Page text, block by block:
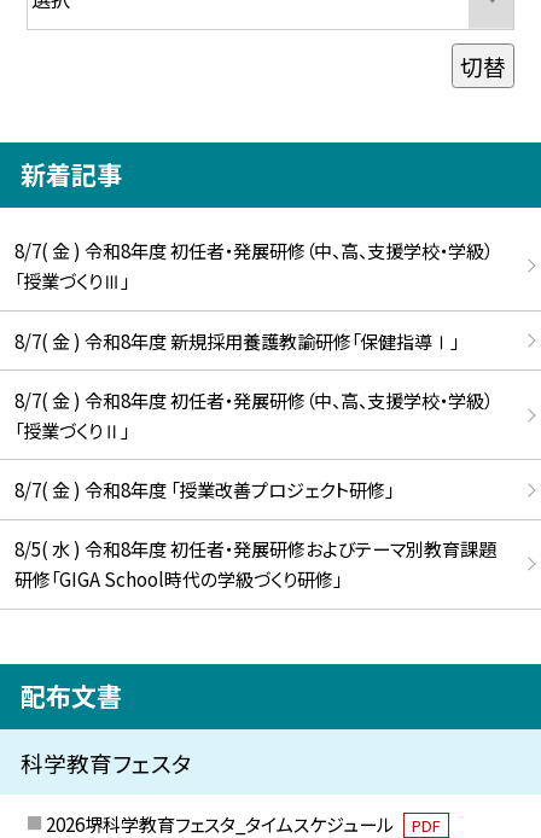
切替
新着記事
8/7( 金 ) 令和8年度 初任者・発展研修（中、高、支援学校・学級）
「授業づくりⅢ」
8/7( 金 ) 令和8年度 新規採用養護教諭研修「保健指導Ⅰ」
8/7( 金 ) 令和8年度 初任者・発展研修（中、高、支援学校・学級）
「授業づくりⅡ」
8/7( 金 ) 令和8年度 「授業改善プロジェクト研修」
8/5( 水 ) 令和8年度 初任者・発展研修およびテーマ別教育課題
研修「GIGA School時代の学級づくり研修」
配布文書
科学教育フェスタ
2026堺科学教育フェスタ_タイムスケジュール PDF